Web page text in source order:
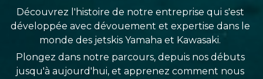
Découvrez l'histoire de notre entreprise qui s'est
développée avec dévouement et expertise dans le
monde des jetskis Yamaha et Kawasaki.
Plongez dans notre parcours, depuis nos débuts
jusqu'à aujourd'hui, et apprenez comment nous